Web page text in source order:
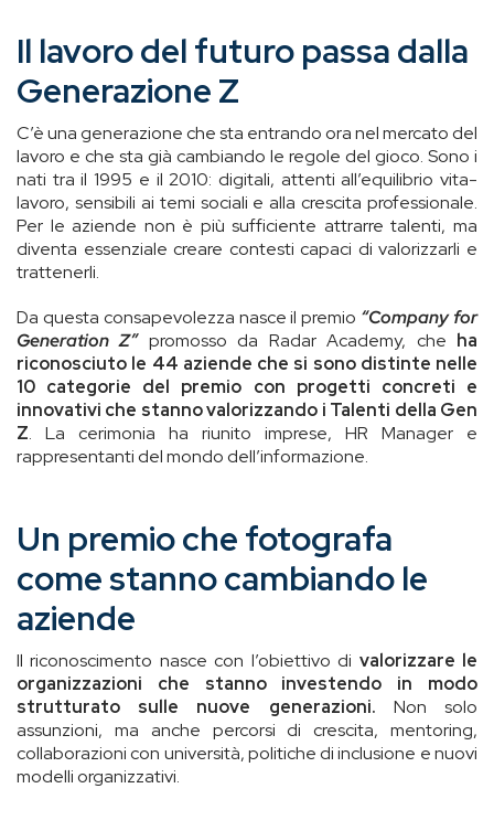
Il lavoro del futuro passa dalla
Generazione Z
C’è una generazione che sta entrando ora nel mercato del
lavoro e che sta già cambiando le regole del gioco. Sono i
nati tra il 1995 e il 2010: digitali, attenti all’equilibrio vita-
lavoro, sensibili ai temi sociali e alla crescita professionale.
Per le aziende non è più sufficiente attrarre talenti, ma
diventa essenziale creare contesti capaci di valorizzarli e
trattenerli.
Da questa consapevolezza nasce il premio “Company for
Generation Z”promosso da Radar Academy, che ha
riconosciuto le 44 aziende che si sono distinte nelle
10 categorie del premio con progetti concreti e
innovativi che stanno valorizzando i Talenti della Gen
Z. La cerimonia ha riunito imprese, HR Manager e
rappresentanti del mondo dell’informazione.
Un premio che fotografa
come stanno cambiando le
aziende
Il riconoscimento nasce con l’obiettivo di valorizzare le
organizzazioni che stanno investendo in modo
strutturato sulle nuove generazioni. Non solo
assunzioni, ma anche percorsi di crescita, mentoring,
collaborazioni con università, politiche di inclusione e nuovi
modelli organizzativi.